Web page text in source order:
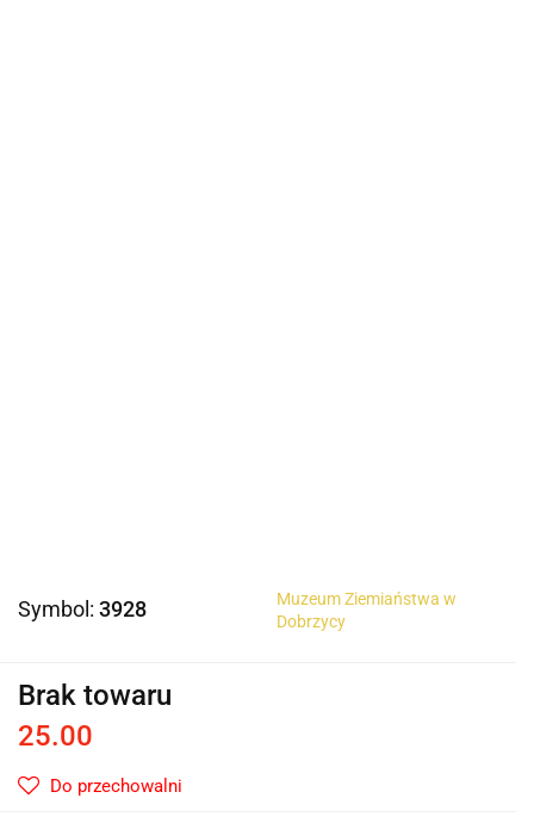
Symbol: 3928
Muzeum Ziemiaństwa w
Dobrzycy
Brak towaru
25.00
Do przechowalni